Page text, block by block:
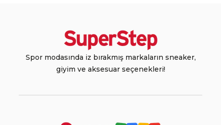
Spor modasında iz bırakmış markaların sneaker,
giyim ve aksesuar seçenekleri!